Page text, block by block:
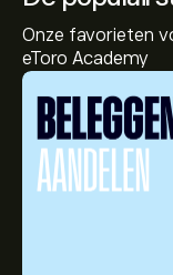
Onze favorieten
eToro Academy